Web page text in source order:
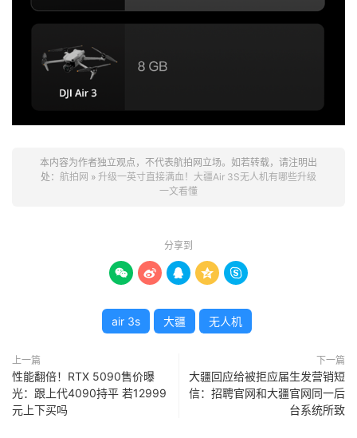
本内容为作者独立观点，不代表航拍网立场。如若转载，请注明出
处： 航拍网 » 升级一英寸直接满血！大疆Air 3S无人机有哪些升级
一文看懂
分享到
    
air 3s 大疆 无人机
上一篇
性能翻倍！RTX 5090售价曝
光：跟上代4090持平 若12999
元上下买吗
下一篇
大疆回应给被拒应届生发营销短
信：招聘官网和大疆官网同一后
台系统所致